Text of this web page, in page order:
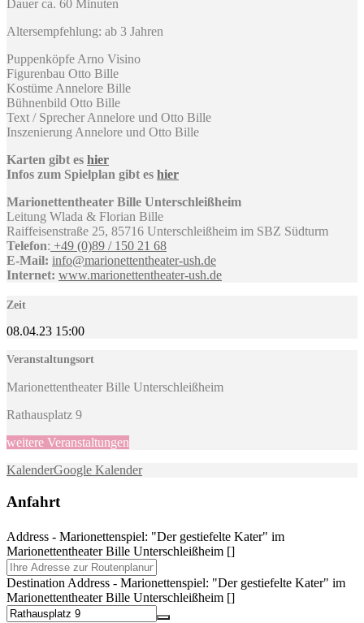
Dauer ca. 60 Minuten
Altersempfehlung: ab 3 Jahren
Puppenköpfe Arno Visino
Figurenbau Otto Bille
Kostüme Annelore Bille
Bühnenbild Otto Bille
Text / Sprecher Annelore und Otto Bille
Inszenierung Annelore und Otto Bille
Karten gibt es hier
Infos zum Spielplan gibt es hier
Marionettentheater Bille Unterschleißheim
Leitung Wlada & Florian Bille
Raiffeisenstraße 25, 85716 Unterschleißheim im SBZ Südturm
Telefon: +49 (0)89 / 150 21 68
E-Mail: info@marionettentheater-ush.de
Internet: www.marionettentheater-ush.de
Zeit
08.04.23 15:00
Veranstaltungsort
Marionettentheater Bille Unterschleißheim
Rathausplatz 9
weitere Veranstaltungen
KalenderGoogle Kalender
Anfahrt
Address - Marionettenspiel: "Der gestiefelte Kater" im
Marionettentheater Bille Unterschleißheim []
Destination Address - Marionettenspiel: "Der gestiefelte Kater" im
Marionettentheater Bille Unterschleißheim []